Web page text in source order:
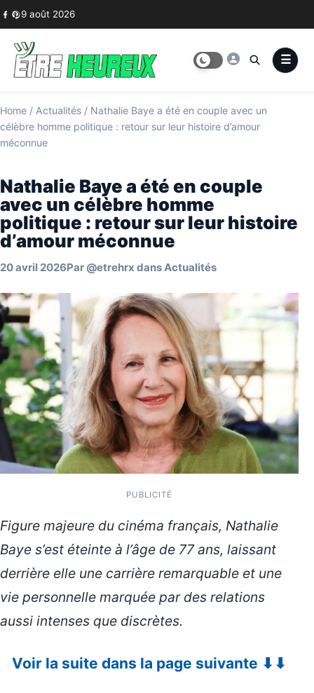
Skip to content
9 août 2026
Home / Actualités / Nathalie Baye a été en couple avec un
célèbre homme politique : retour sur leur histoire d’amour
méconnue
Nathalie Baye a été en couple
avec un célèbre homme
politique : retour sur leur histoire
d’amour méconnue
20 avril 2026Par @etrehrx dansActualités
PUBLICITÉ
Figure majeure du cinéma français, Nathalie
Baye s’est éteinte à l’âge de 77 ans, laissant
derrière elle une carrière remarquable et une
vie personnelle marquée par des relations
aussi intenses que discrètes.
Voir la suite dans la page suivante ⬇⬇